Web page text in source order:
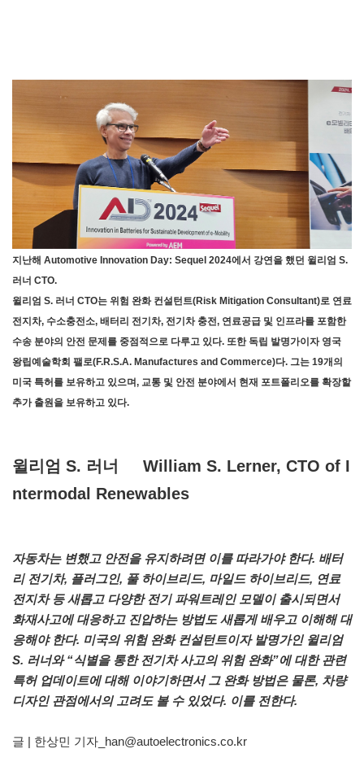
지난해 Automotive Innovation Day: Sequel 2024에서 강연을 했던 윌리엄 S.
러너 CTO.
윌리엄 S. 러너 CTO는 위험 완화 컨설턴트(Risk Mitigation Consultant)로 연료
전지차, 수소충전소, 배터리 전기차, 전기차 충전, 연료공급 및 인프라를 포함한
수송 분야의 안전 문제를 중점적으로 다루고 있다. 또한 독립 발명가이자 영국
왕립예술학회 팰로(F.R.S.A. Manufactures and Commerce)다. 그는 19개의
미국 특허를 보유하고 있으며, 교통 및 안전 분야에서 현재 포트폴리오를 확장할
추가 출원을 보유하고 있다.
윌리엄 S. 러너 William S. Lerner, CTO of I
ntermodal Renewables
자동차는 변했고 안전을 유지하려면 이를 따라가야 한다. 배터
리 전기차, 플러그인, 풀 하이브리드, 마일드 하이브리드, 연료
전지차 등 새롭고 다양한 전기 파워트레인 모델이 출시되면서
화재사고에 대응하고 진압하는 방법도 새롭게 배우고 이해해 대
응해야 한다. 미국의 위험 완화 컨설턴트이자 발명가인 윌리엄
S. 러너와 “식별을 통한 전기차 사고의 위험 완화”에 대한 관련
특허 업데이트에 대해 이야기하면서 그 완화 방법은 물론, 차량
디자인 관점에서의 고려도 볼 수 있었다. 이를 전한다.
글 | 한상민 기자_han@autoelectronics.co.kr